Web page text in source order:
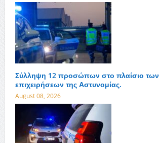
Σύλληψη 12 προσώπων στο πλαίσιο
επιχειρήσεων της Αστυνομίας.
August 08, 2026